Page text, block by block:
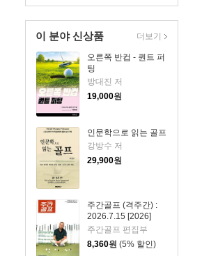
이 분야 신상품
오른쪽 반컵 - 퀀트 퍼
팅
방대진 저
19,000원
인문학으로 읽는 골프
강방수 저
29,900원
주간골프 (격주간) :
2026.7.15 [2026]
주간골프 편집부
8,360원 (5% 할인)
더보기